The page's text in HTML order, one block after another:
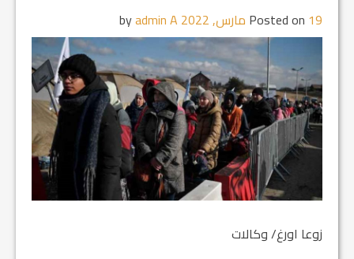
Posted on 19 مارس, 2022 admin A
زوعا اورغ/ وكالات